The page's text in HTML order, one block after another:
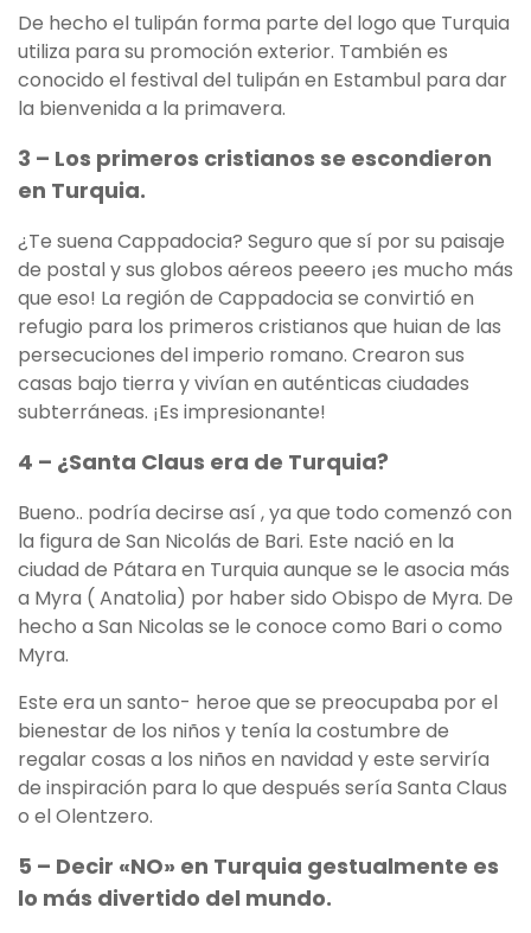
De hecho el tulipán forma parte del logo que Turquia
utiliza para su promoción exterior. También es
conocido el festival del tulipán en Estambul para dar
la bienvenida a la primavera.
3 – Los primeros cristianos se escondieron
en Turquia.
¿Te suena Cappadocia? Seguro que sí por su paisaje
de postal y sus globos aéreos peeero ¡es mucho más
que eso! La región de Cappadocia se convirtió en
refugio para los primeros cristianos que huian de las
persecuciones del imperio romano. Crearon sus
casas bajo tierra y vivían en auténticas ciudades
subterráneas. ¡Es impresionante!
4 – ¿Santa Claus era de Turquia?
Bueno.. podría decirse así , ya que todo comenzó con
la figura de San Nicolás de Bari. Este nació en la
ciudad de Pátara en Turquia aunque se le asocia más
a Myra ( Anatolia) por haber sido Obispo de Myra. De
hecho a San Nicolas se le conoce como Bari o como
Myra.
Este era un santo- heroe que se preocupaba por el
bienestar de los niños y tenía la costumbre de
regalar cosas a los niños en navidad y este serviría
de inspiración para lo que después sería Santa Claus
o el Olentzero.
5 – Decir «NO» en Turquia gestualmente es
lo más divertido del mundo.